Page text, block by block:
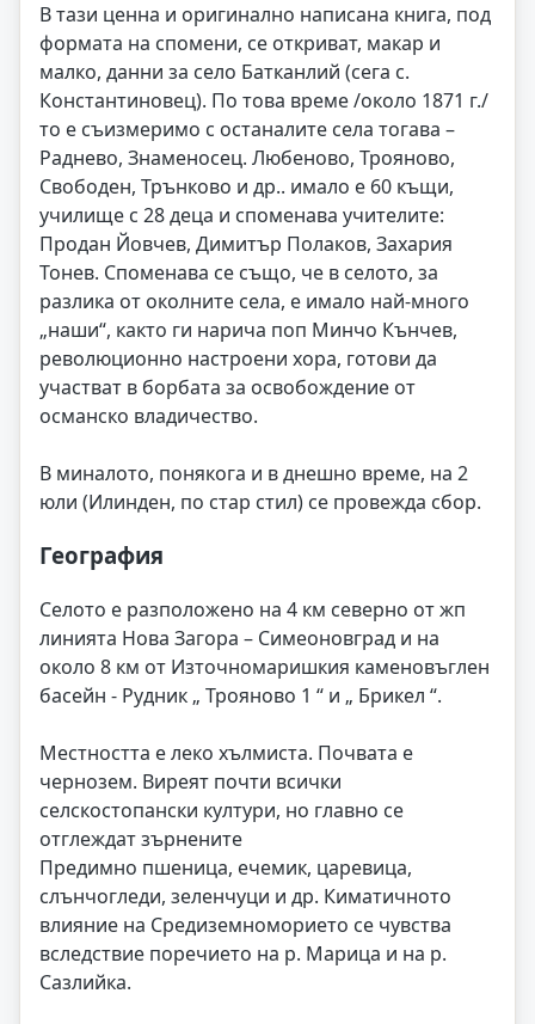
В тази ценна и оригинално написана книга, под
формата на спомени, се откриват, макар и
малко, данни за село Батканлий (сега с.
Константиновец). По това време /около 1871 г./
то е съизмеримо с останалите села тогава –
Раднево, Знаменосец. Любеново, Трояново,
Свободен, Трънково и др.. имало е 60 къщи,
училище с 28 деца и споменава учителите:
Продан Йовчев, Димитър Полаков, Захария
Тонев. Споменава се също, че в селото, за
разлика от околните села, е имало най-много
„наши“, както ги нарича поп Минчо Кънчев,
революционно настроени хора, готови да
участват в борбата за освобождение от
османско владичество.
В миналото, понякога и в днешно време, на 2
юли (Илинден, по стар стил) се провежда сбор.
География
Селото е разположено на 4 км северно от жп
линията Нова Загора – Симеоновград и на
около 8 км от Източномаришкия каменовъглен
басейн - Рудник „ Трояново 1 “ и „ Брикел “.
Местността е леко хълмиста. Почвата е
чернозем. Виреят почти всички
селскостопански култури, но главно се
отглеждат зърнените
Предимно пшеница, ечемик, царевица,
слънчогледи, зеленчуци и др. Киматичното
влияние на Средиземноморието се чувства
вследствие поречието на р. Марица и на р.
Сазлийка.